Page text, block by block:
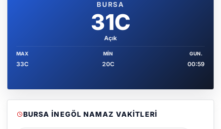
BURSA
31C
Açık
MAX
33C
MIN
20C
GUN.
00:59
BURSA İNEGÖL NAMAZ VAKITLERI